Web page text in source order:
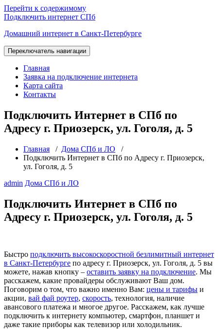
Перейти к содержимому
Подключить интернет СПб
Домашний интернет в Санкт-Петербурге
Переключатель навигации
Главная
Заявка на подключение интернета
Карта сайта
Контакты
Подключить Интернет в СПб по
Адресу г. Приозерск, ул. Гоголя, д. 5
Главная / Дома СПб и ЛО /
Подключить Интернет в СПб по Адресу г. Приозерск,
ул. Гоголя, д. 5
admin Дома СПб и ЛО
Подключить Интернет в СПб по
Адресу г. Приозерск, ул. Гоголя, д. 5
Быстро подключить высокоскоростной безлимитный интернет
в Санкт-Петербурге по адресу г. Приозерск, ул. Гоголя, д. 5 вы
можете, нажав кнопку – оставить заявку на подключение. Мы
расскажем, какие провайдеры обслуживают Ваш дом.
Поговорим о том, что важно именно Вам: цены и тарифы и
акции, вай фай роутер, скорость, технология, наличие
авансового платежа и многое другое. Расскажем, как лучше
подключить к интернету компьютер, смартфон, планшет и
даже такие приборы как телевизор или холодильник.